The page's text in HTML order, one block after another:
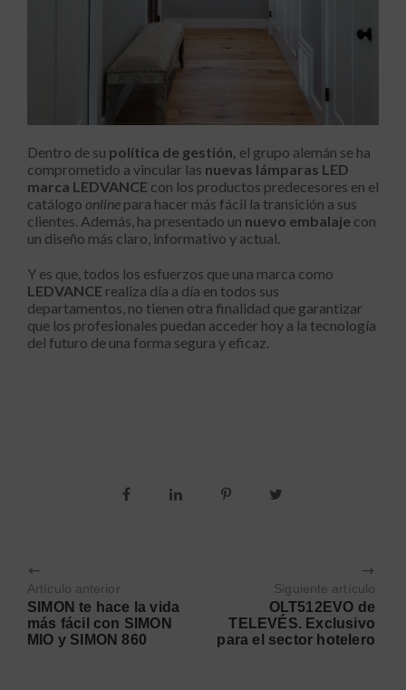
Dentro de su política de gestión, el grupo alemán se ha
comprometido a vincular las nuevas lámparas LED
marca LEDVANCE con los productos predecesores en el
catálogo online para hacer más fácil la transición a sus
clientes. Además, ha presentado un nuevo embalaje con
un diseño más claro, informativo y actual.
Y es que, todos los esfuerzos que una marca como
LEDVANCE realiza día a día en todos sus
departamentos, no tienen otra finalidad que garantizar
que los profesionales puedan acceder hoy a la tecnología
del futuro de una forma segura y eficaz.
Artículo anterior
SIMON te hace la vida
más fácil con SIMON
MIO y SIMON 860
Siguiente artículo
OLT512EVO de
TELEVÉS. Exclusivo
para el sector hotelero